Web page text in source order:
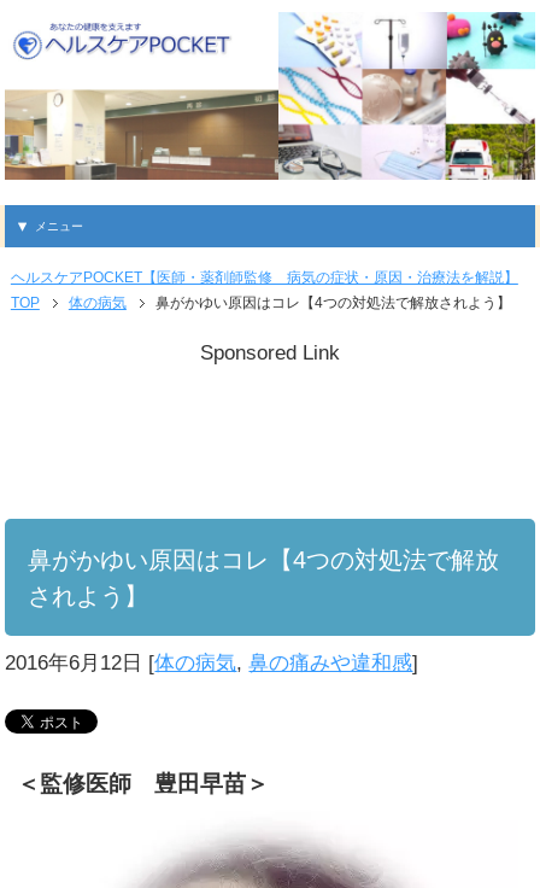
メニュー
ヘルスケアPOCKET【医師・薬剤師監修 病気の症状・原因・治療法を解説】
TOP
体の病気 鼻がかゆい原因はコレ【4つの対処法で解放されよう】
Sponsored Link
鼻がかゆい原因はコレ【4つの対処法で解放
されよう】
2016年6月12日 [体の病気,鼻の痛みや違和感]
＜監修医師 豊田早苗＞